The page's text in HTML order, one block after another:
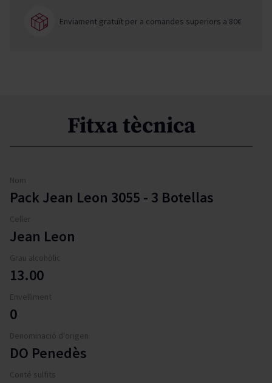
Enviament gratuït per a comandes superiors a 80€
Fitxa tècnica
Nom
Pack Jean Leon 3055 - 3 Botellas
Celler
Jean Leon
Grau alcohòlic
13.00
Envelliment
0
Denominació d'origen
DO Penedès
Conté sulfits